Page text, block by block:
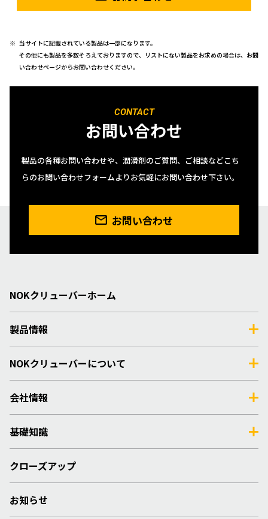
当サイトに記載されている製品は一部になります。
その他にも製品を多数そろえておりますので、リストにない製品をお求めの場合は、お問
い合わせページからお問い合わせください。
CONTACT
お問い合わせ
製品の各種お問い合わせや、潤滑剤のご質問、ご相談などこち
らのお問い合わせフォームよりお気軽にお問い合わせ下さい。
お問い合わせ
NOKクリューバーホーム
製品情報
NOKクリューバーについて
会社情報
基礎知識
クローズアップ
お知らせ